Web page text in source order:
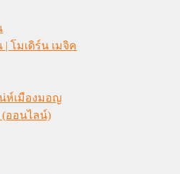
โมเดิร์น เมจิค
ห์เมืองมอญ
ออนไลน์)